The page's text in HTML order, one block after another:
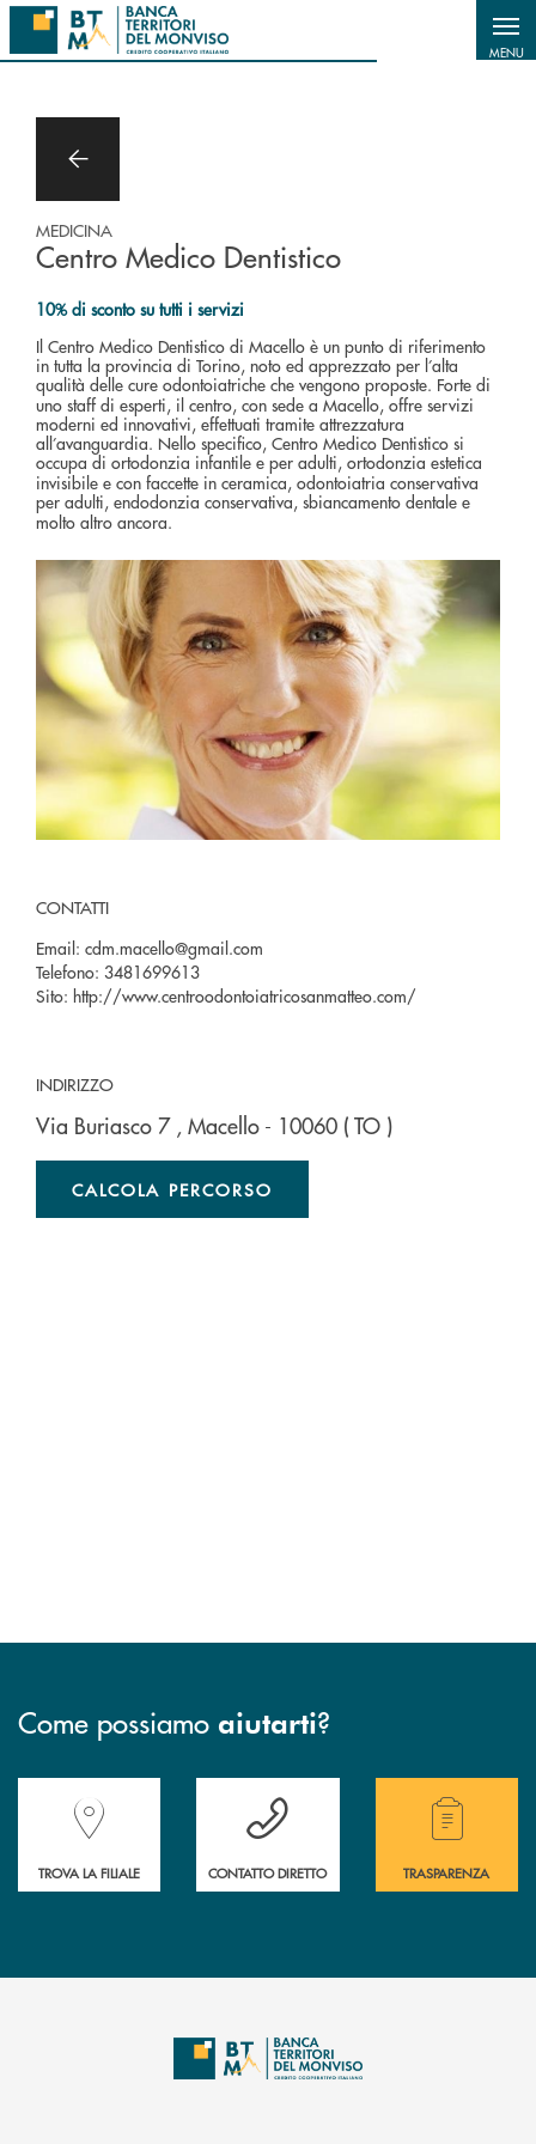
Salta al contenuto principale
MENU
MEDICINA
Centro Medico Dentistico
10% di sconto su tutti i servizi
Il Centro Medico Dentistico di Macello è un punto di riferimento
in tutta la provincia di Torino, noto ed apprezzato per l’alta
qualità delle cure odontoiatriche che vengono proposte. Forte di
uno staff di esperti, il centro, con sede a Macello, offre servizi
moderni ed innovativi, effettuati tramite attrezzatura
all’avanguardia. Nello specifico, Centro Medico Dentistico si
occupa di ortodonzia infantile e per adulti, ortodonzia estetica
invisibile e con faccette in ceramica, odontoiatria conservativa
per adulti, endodonzia conservativa, sbiancamento dentale e
molto altro ancora.
CONTATTI
Email: cdm.macello@gmail.com
Telefono: 3481699613
Sito: http://www.centroodontoiatricosanmatteo.com/
INDIRIZZO
Via Buriasco 7 , Macello - 10060 ( TO )
CALCOLA PERCORSO
Come possiamo aiutarti?
Accedi all' elenco completo delle filiali della Banca.
TROVA LA FILIALE
Hai bisogno di assistenza immediata?
CONTATTO DIRETTO
Hai bisogno di
TRASPARENZA